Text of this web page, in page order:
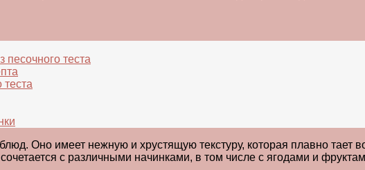
песочного теста
Оно имеет нежную и хрустящую текстуру, которая плавно тает во
с различными начинками, в том числе с ягодами и